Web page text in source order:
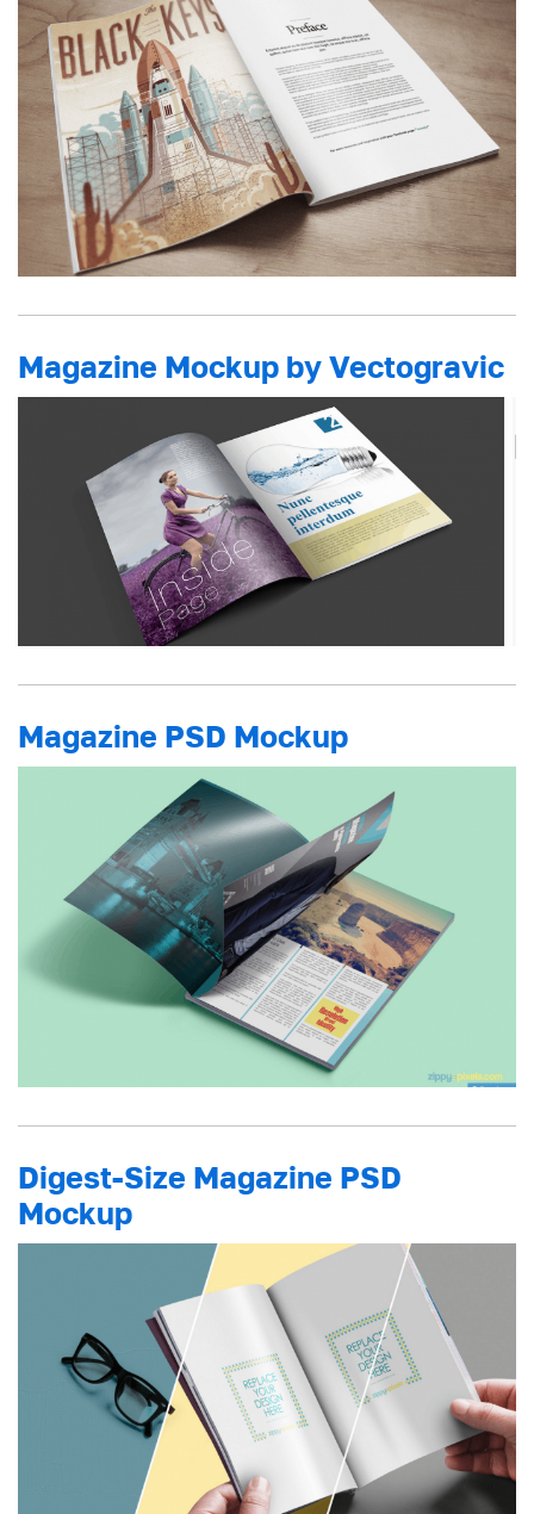
Magazine Mockup by Vectogravic
Magazine PSD Mockup
Digest-Size Magazine PSD
Mockup